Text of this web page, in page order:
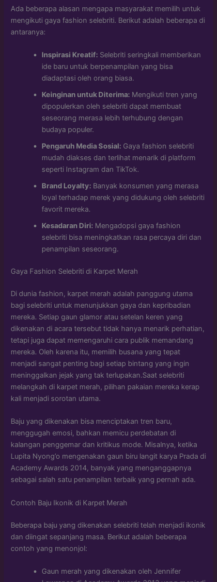
Ada beberapa alasan mengapa masyarakat memilih untuk
mengikuti gaya fashion selebriti. Berikut adalah beberapa di
antaranya:
Inspirasi Kreatif: Selebriti seringkali memberikan
ide baru untuk berpenampilan yang bisa
diadaptasi oleh orang biasa.
Keinginan untuk Diterima: Mengikuti tren yang
dipopulerkan oleh selebriti dapat membuat
seseorang merasa lebih terhubung dengan
budaya populer.
Pengaruh Media Sosial: Gaya fashion selebriti
mudah diakses dan terlihat menarik di platform
seperti Instagram dan TikTok.
Brand Loyalty: Banyak konsumen yang merasa
loyal terhadap merek yang didukung oleh selebriti
favorit mereka.
Kesadaran Diri: Mengadopsi gaya fashion
selebriti bisa meningkatkan rasa percaya diri dan
penampilan seseorang.
Gaya Fashion Selebriti di Karpet Merah
Di dunia fashion, karpet merah adalah panggung utama
bagi selebriti untuk menunjukkan gaya dan kepribadian
mereka. Setiap gaun glamor atau setelan keren yang
dikenakan di acara tersebut tidak hanya menarik perhatian,
tetapi juga dapat memengaruhi cara publik memandang
mereka. Oleh karena itu, memilih busana yang tepat
menjadi sangat penting bagi setiap bintang yang ingin
meninggalkan jejak yang tak terlupakan.Saat selebriti
melangkah di karpet merah, pilihan pakaian mereka kerap
kali menjadi sorotan utama.
Baju yang dikenakan bisa menciptakan tren baru,
menggugah emosi, bahkan memicu perdebatan di
kalangan penggemar dan kritikus mode. Misalnya, ketika
Lupita Nyong’o mengenakan gaun biru langit karya Prada di
Academy Awards 2014, banyak yang menganggapnya
sebagai salah satu penampilan terbaik yang pernah ada.
Contoh Baju Ikonik di Karpet Merah
Beberapa baju yang dikenakan selebriti telah menjadi ikonik
dan diingat sepanjang masa. Berikut adalah beberapa
contoh yang menonjol:
Gaun merah yang dikenakan oleh Jennifer